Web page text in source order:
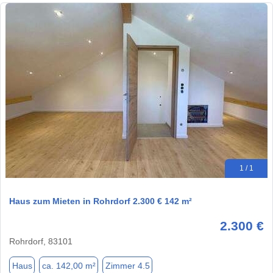
1 / 1
Haus zum Mieten in Rohrdorf 2.300 € 142 m²
2.300 €
Rohrdorf, 83101
Haus ca. 142,00 m² Zimmer 4.5